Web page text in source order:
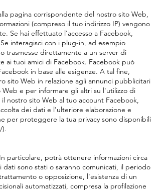
pagina corrispondente del nostro sito Web,
(compreso il tuo indirizzo IP) vengono
Se hai effettuato l'accesso a Facebook,
interagisci con i plug-in, ad esempio
trasmesse direttamente a un server di
ai tuoi amici di Facebook. Facebook può
in base alle esigenze. A tal fine,
sito Web in relazione agli annunci pubblicitari
e per informare gli altri su l'utilizzo di
nostro sito Web al tuo account Facebook,
dei dati e l'ulteriore elaborazione e
per proteggere la tua privacy sono disponibili
).
particolare, potrà ottenere informazioni circa
sono stati o saranno comunicati, il periodo
o opposizione, l'esistenza di un
automatizzati, compresa la profilazione